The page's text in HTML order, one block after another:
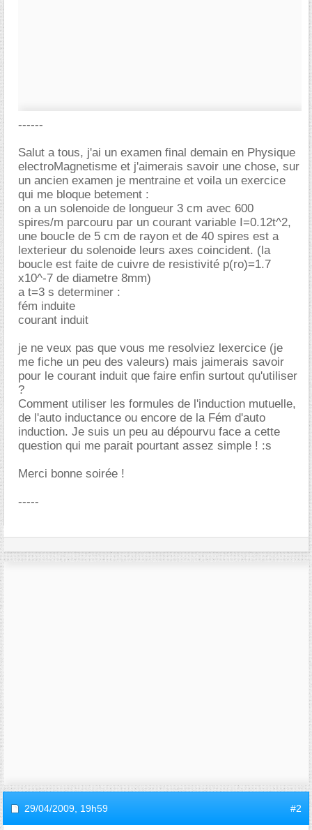
------
Salut a tous, j'ai un examen final demain en Physique
electroMagnetisme et j'aimerais savoir une chose, sur
un ancien examen je mentraine et voila un exercice
qui me bloque betement :
on a un solenoide de longueur 3 cm avec 600
spires/m parcouru par un courant variable I=0.12t^2,
une boucle de 5 cm de rayon et de 40 spires est a
lexterieur du solenoide leurs axes coincident. (la
boucle est faite de cuivre de resistivité p(ro)=1.7
x10^-7 de diametre 8mm)
a t=3 s determiner :
fém induite
courant induit
je ne veux pas que vous me resolviez lexercice (je
me fiche un peu des valeurs) mais jaimerais savoir
pour le courant induit que faire enfin surtout qu'utiliser
?
Comment utiliser les formules de l'induction mutuelle,
de l'auto inductance ou encore de la Fém d'auto
induction. Je suis un peu au dépourvu face a cette
question qui me parait pourtant assez simple ! :s
Merci bonne soirée !
-----
29/04/2009, 19h59 #2